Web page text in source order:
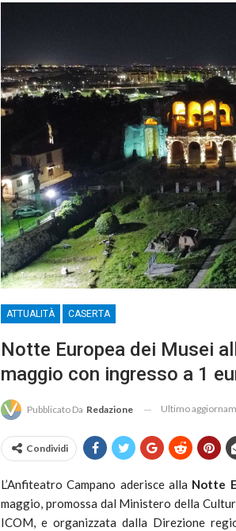
ATTUALITÀ CASERTA
Notte Europea dei Musei
maggio con ingresso a 1
Pubblicato Da Redazione Ultimo
Condividi
L’Anfiteatro Campano aderisce alla Notte
maggio, promossa dal Ministero della
ICOM, e organizzata dalla Direzione